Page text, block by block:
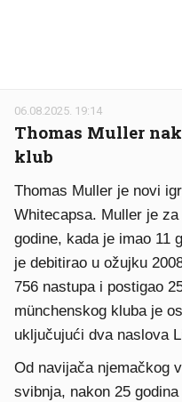
06.08.2025. 19:14
Thomas Muller
klub
Thomas Muller je novi
Whitecapsa. Muller je
godine, kada je imao 11
je debitirao u ožujku
756 nastupa i postigao
münchenskog kluba je
uključujući dva naslova
Od navijača njemačkog
svibnja, nakon 25